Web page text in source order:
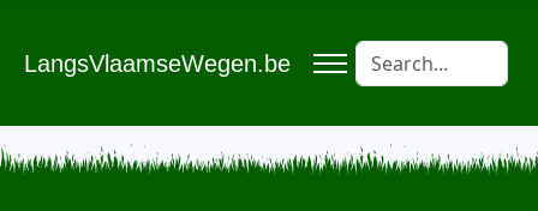
LangsVlaamseWegen.be